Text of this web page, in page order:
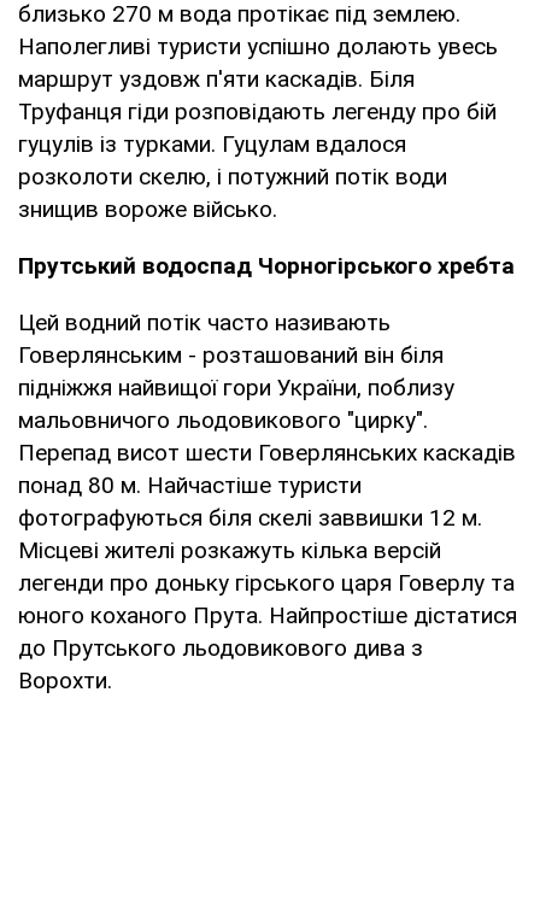
близько 270 м вода протікає під землею.
Наполегливі туристи успішно долають увесь
маршрут уздовж п'яти каскадів. Біля
Труфанця гіди розповідають легенду про бій
гуцулів із турками. Гуцулам вдалося
розколоти скелю, і потужний потік води
знищив вороже військо.
Прутський водоспад Чорногірського хребта
Цей водний потік часто називають
Говерлянським - розташований він біля
підніжжя найвищої гори України, поблизу
мальовничого льодовикового "цирку".
Перепад висот шести Говерлянських каскадів
понад 80 м. Найчастіше туристи
фотографуються біля скелі заввишки 12 м.
Місцеві жителі розкажуть кілька версій
легенди про доньку гірського царя Говерлу та
юного коханого Прута. Найпростіше дістатися
до Прутського льодовикового дива з
Ворохти.